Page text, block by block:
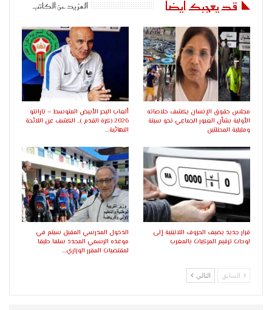
قد يعجبك ايضا المزيد عن الكاتب
مجلس حقوق الإنسان يكشف خلاصاته
الأولية بشأن العبور الجماعي نحو سبتة
ومليلية المحتلتين
ألعاب البحر الأبيض المتوسط – تارانتو
2026 (كرة القدم ).. الكشف عن اللائحة
النهائية…
قرار جديد يضيف الحروف اللاتينية إلى
لوحات ترقيم المركبات بالمغرب
الدخول المدرسي المقبل سیتم في
موعده الرسمي المحدد سلفا طبقا
لمقتضیات المقرر الوزاري…
السابق التالي